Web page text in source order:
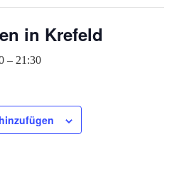
in Krefeld
– 21:30